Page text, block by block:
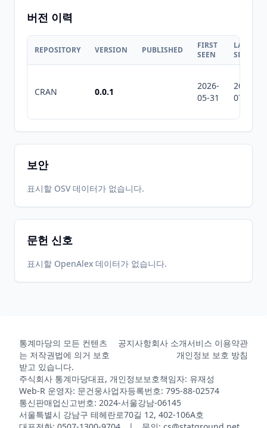
버전 이력
REPOSITORY VERSION PUBLISHED
FIRST
SEEN
LAST
SEEN
CRAN 0.0.1
2026-
05-31
2026-
07-10
보안
표시할 OSV 데이터가 없습니다.
문헌 신호
표시할 OpenAlex 데이터가 없습니다.
통계마당의 모든 컨텐츠
는 저작권법에 의거 보호
받고 있습니다.
공지사항회사 소개서비스 이용약관
개인정보 보호 방침
주식회사 통계마당대표, 개인정보보호책임자: 유재성
Web-R 운영자: 문건웅사업자등록번호: 795-88-02574
통신판매업신고번호: 2024-서울강남-06145
서울특별시 강남구 테헤란로70길 12, 402-106A호